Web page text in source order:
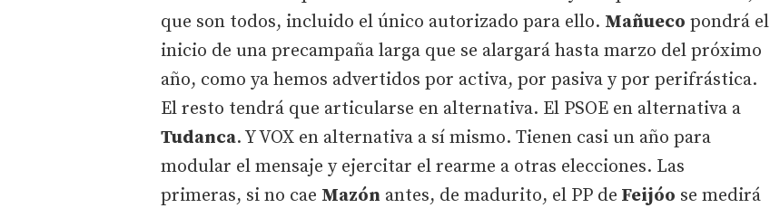
que son todos, incluido el único autorizado para ello. Mañueco pondrá el
inicio de una precampaña larga que se alargará hasta marzo del próximo
año, como ya hemos advertidos por activa, por pasiva y por perifrástica.
El resto tendrá que articularse en alternativa. El PSOE en alternativa a
Tudanca. Y VOX en alternativa a sí mismo. Tienen casi un año para
modular el mensaje y ejercitar el rearme a otras elecciones. Las
primeras, si no cae Mazón antes, de madurito, el PP de Feijóo se medirá